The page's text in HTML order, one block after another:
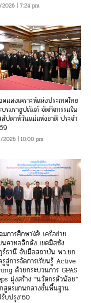
| 7:24 pm
มสงเคราะห์แห่งประเทศไทย
บรมราชูปถัมภ์ จัดกิจกรรมใน
สัปดาห์วันแม่แห่งชาติ ประจำ
| 10:00 pm
การศึกษาใต้! เครือข่าย
นคาทอลิกดัง เขตมิสซัง
ร์ธานี จับมือสถาบัน พว.ยก
สู่การจัดการเรียนรู้ Active
ด้วยกระบวนการ GPAS
มุ่งสร้าง “นวัตกรตัวน้อย”
สูตรแกนกลางขั้นพื้นฐาน
บปรุง’60